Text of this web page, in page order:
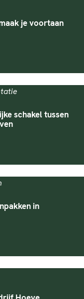
je voortaan
schakel tussen
in